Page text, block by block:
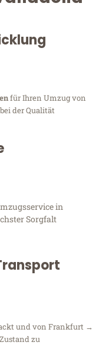
für Ihren Umzug von
der Qualität
in
Sorgfalt
und von Frankfurt →
zu